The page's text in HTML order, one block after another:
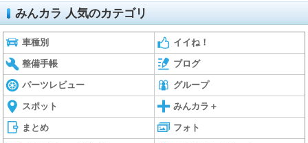
みんカラ 人気のカテゴリ
車種別 イイね！
整備手帳 ブログ
パーツレビュー グループ
スポット みんカラ＋
まとめ フォト